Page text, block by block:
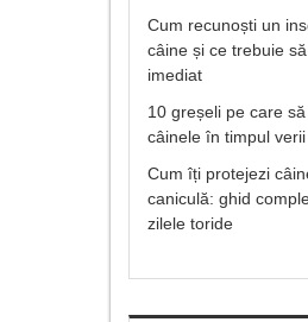
Cum recunoști un
câine și ce trebuie
imediat
10 greșeli pe care
câinele în timpul verii
Cum îți protejezi
caniculă: ghid
zilele toride